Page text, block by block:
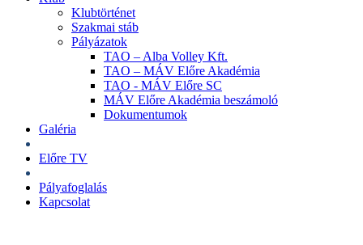
Klubtörténet
Szakmai stáb
Pályázatok
TAO – Alba Volley Kft.
TAO – MÁV Előre Akadémia
TAO - MÁV Előre SC
MÁV Előre Akadémia beszámoló
Dokumentumok
Galéria
Előre TV
Pályafoglalás
Kapcsolat